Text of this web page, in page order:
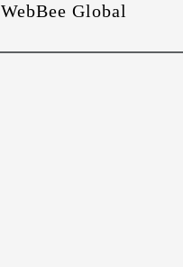
WebBee Global